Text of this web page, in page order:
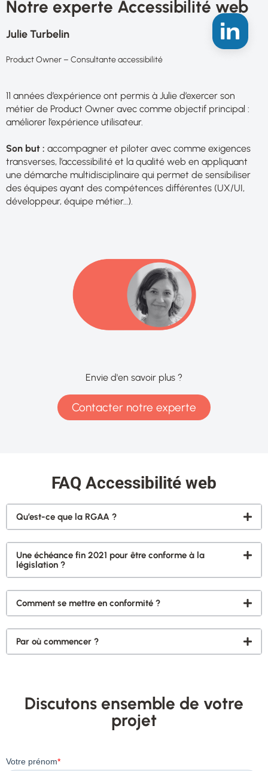
Notre experte Accessibilité web
Julie Turbelin
Product Owner – Consultante accessibilité
11 années d’expérience ont permis à Julie d’exercer son
métier de Product Owner avec comme objectif principal :
améliorer l’expérience utilisateur.
Son but : accompagner et piloter avec comme exigences
transverses, l’accessibilité et la qualité web en appliquant
une démarche multidisciplinaire qui permet de sensibiliser
des équipes ayant des compétences différentes (UX/UI,
développeur, équipe métier…).
Envie d'en savoir plus ?
Contacter notre experte
FAQ Accessibilité web
Qu’est-ce que la RGAA ?
Une échéance fin 2021 pour être conforme à la
législation ?
Comment se mettre en conformité ?
Par où commencer ?
Discutons ensemble de votre
projet